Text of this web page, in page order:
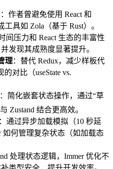
：作者曾避免使用 React 和
工具如 Zola（基于 Rust）。
间压力和 React 生态的丰富性
发现其成熟度显著提升。
理：替代 Redux，减少样板代
对比（useState vs.
：简化嵌套状态操作，通过“草
Zustand 结合更高效。
：通过异步加载模拟（10 秒延
如何管理复杂状态（如加载态
处理状态逻辑，Immer 优化不